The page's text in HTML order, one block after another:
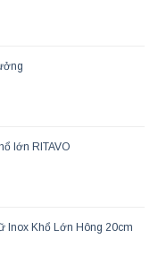
lớn RITAVO
Inox Khổ Lớn Hông 20cm